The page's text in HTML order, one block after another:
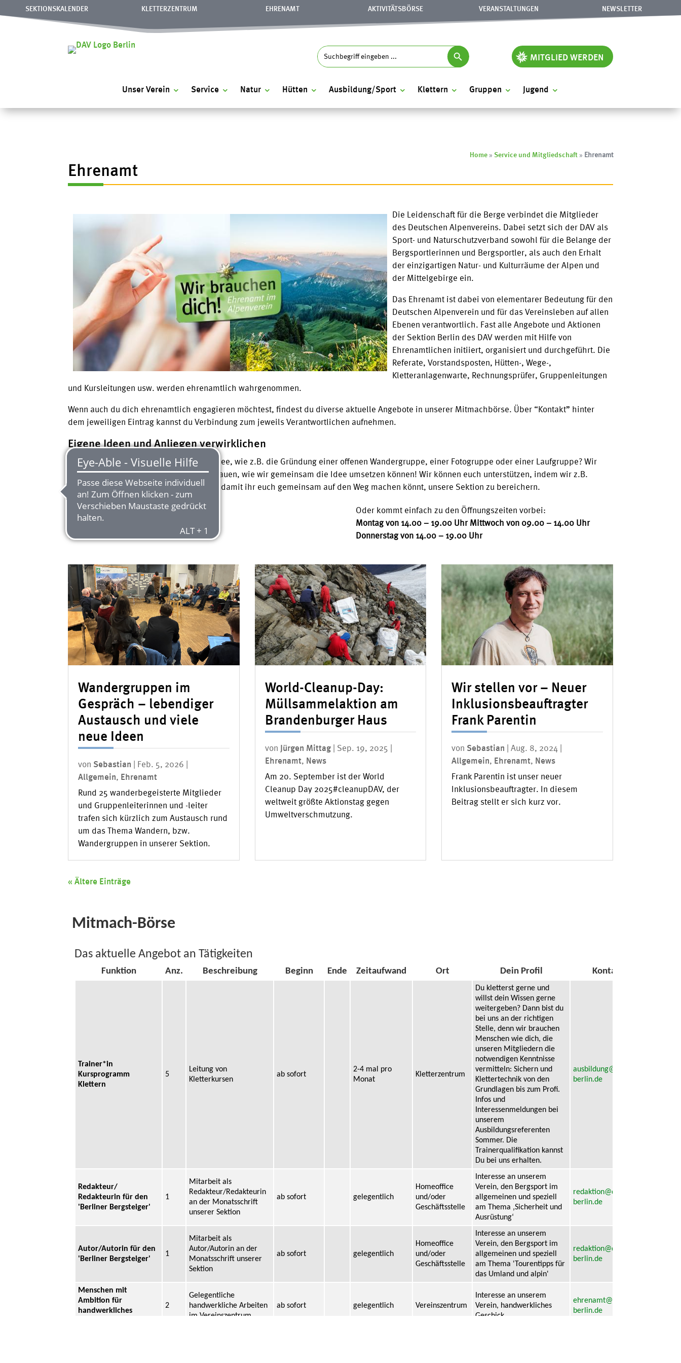
SEKTIONSKALENDER KLETTERZENTRUM EHRENAMT AKTIVITÄTSBÖRSE VERANSTALTUNGEN NEWSLETTER
Search
for:
Search Button
MITGLIED WERDEN
Unser Verein Service Natur Hütten Ausbildung/Sport Klettern Gruppen Jugend
Home» Service und Mitgliedschaft» Ehrenamt
Ehrenamt
Die Leidenschaft für die Berge verbindet die Mitglieder
des Deutschen Alpenvereins. Dabei setzt sich der DAV als
Sport- und Naturschutzverband sowohl für die Belange der
Bergsportlerinnen und Bergsportler, als auch den Erhalt
der einzigartigen Natur- und Kulturräume der Alpen und
der Mittelgebirge ein.
Das Ehrenamt ist dabei von elementarer Bedeutung für den
Deutschen Alpenverein und für das Vereinsleben auf allen
Ebenen verantwortlich. Fast alle Angebote und Aktionen
der Sektion Berlin des DAV werden mit Hilfe von
Ehrenamtlichen initiiert, organisiert und durchgeführt. Die
Referate, Vorstandsposten, Hütten-, Wege-,
Kletteranlagenwarte, Rechnungsprüfer, Gruppenleitungen
und Kursleitungen usw. werden ehrenamtlich wahrgenommen.
Wenn auch du dich ehrenamtlich engagieren möchtest, findest du diverse aktuelle Angebote in unserer Mitmachbörse. Über “Kontakt” hinter
dem jeweiligen Eintrag kannst du Verbindung zum jeweils Verantwortlichen aufnehmen.
Eigene Ideen und Anliegen verwirklichen
Ihr habt ein Anliegen oder eine eigene Idee, wie z.B. die Gründung einer offenen Wandergruppe, einer Fotogruppe oder einer Laufgruppe? Wir
freuen uns! Meldet euch bei uns, wir schauen, wie wir gemeinsam die Idee umsetzen können! Wir können euch unterstützen, indem wir z.B.
andere Interessierte mit euch vernetzen, damit ihr euch gemeinsam auf den Weg machen könnt, unsere Sektion zu bereichern.
Kontakt
Mail:ehrenamt@dav-berlin.de
Telefon:
Oder kommt einfach zu den Öffnungszeiten vorbei:
Montag von 14.00 – 19.00 Uhr Mittwoch von 09.00 – 14.00 Uhr
Donnerstag von 14.00 – 19.00 Uhr
Wandergruppen im
Gespräch – lebendiger
Austausch und viele
neue Ideen
von Sebastian Feb. 5, 2026
Allgemein, Ehrenamt
Rund 25 wanderbegeisterte Mitglieder
und Gruppenleiterinnen und -leiter
trafen sich kürzlich zum Austausch rund
um das Thema Wandern, bzw.
Wandergruppen in unserer Sektion.
World-Cleanup-Day:
Müllsammelaktion am
Brandenburger Haus
von Jürgen Mittag| Sep. 19, 2025
Ehrenamt, News
Am 20. September ist der World
Cleanup Day 2025#cleanupDAV, der
weltweit größte Aktionstag gegen
Umweltverschmutzung.
Wir stellen vor – Neuer
Inklusionsbeauftragter
Frank Parentin
von Sebastian |Aug. 8, 2024
Allgemein, Ehrenamt, News
Frank Parentin ist unser neuer
Inklusionsbeauftragter. In diesem
Beitrag stellt er sich kurz vor.
« Ältere Einträge